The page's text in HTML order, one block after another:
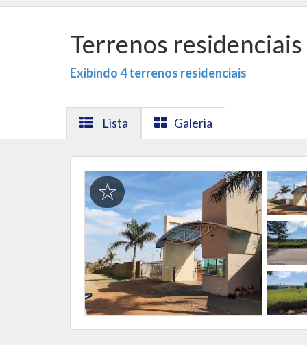
Terrenos
Exibindo 4 terrenos residenciais
Lista Galeria